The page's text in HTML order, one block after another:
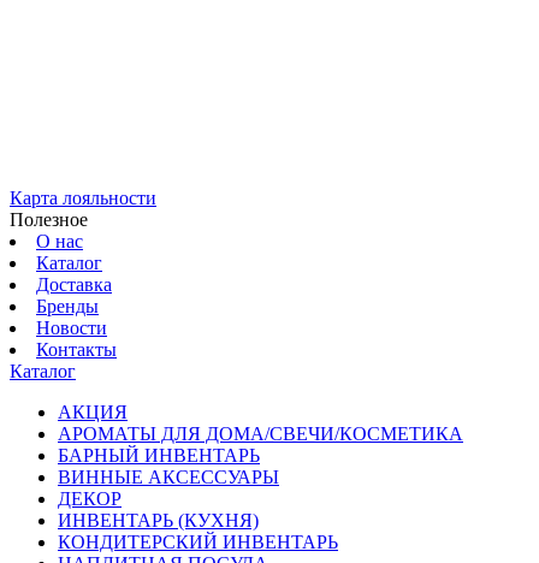
Карта лояльности
Полезное
О нас
Каталог
Доставка
Бренды
Новости
Контакты
Каталог
АКЦИЯ
АРОМАТЫ ДЛЯ ДОМА/СВЕЧИ/КОСМЕТИКА
БАРНЫЙ ИНВЕНТАРЬ
ВИННЫЕ АКСЕССУАРЫ
ДЕКОР
ИНВЕНТАРЬ (КУХНЯ)
КОНДИТЕРСКИЙ ИНВЕНТАРЬ